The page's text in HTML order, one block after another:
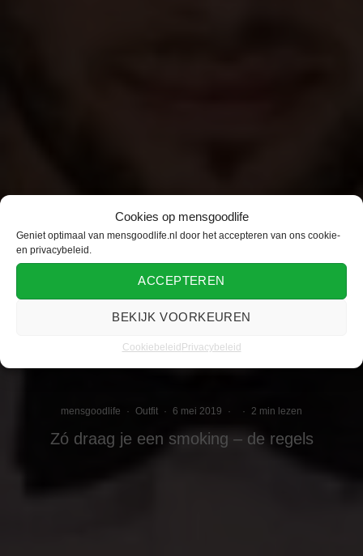
Cookies op mensgoodlife
Geniet optimaal van mensgoodlife.nl door het accepteren van ons cookie-
en privacybeleid.
ACCEPTEREN
BEKIJK VOORKEUREN
CookiebeleidPrivacybeleid
mensgoodlife · Outfit · 6 mei 2019 · · 2 min lezen
Zó draag je een smoking – de regels